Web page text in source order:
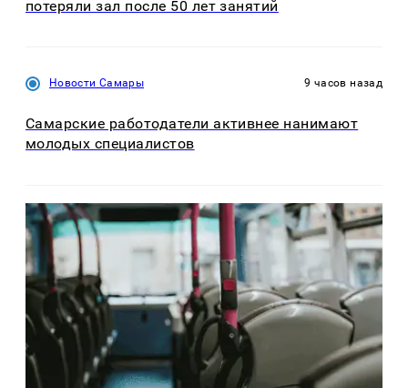
потеряли зал после 50 лет занятий
Новости Самары 9 часов назад
Самарские работодатели активнее нанимают
молодых специалистов